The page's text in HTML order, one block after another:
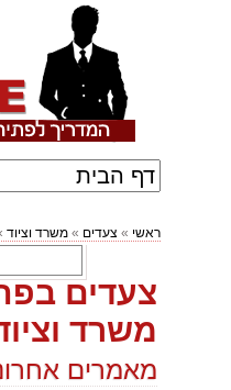
ראשי » צעדים » משרד וציוד
צעדים
משרד
מאמרים